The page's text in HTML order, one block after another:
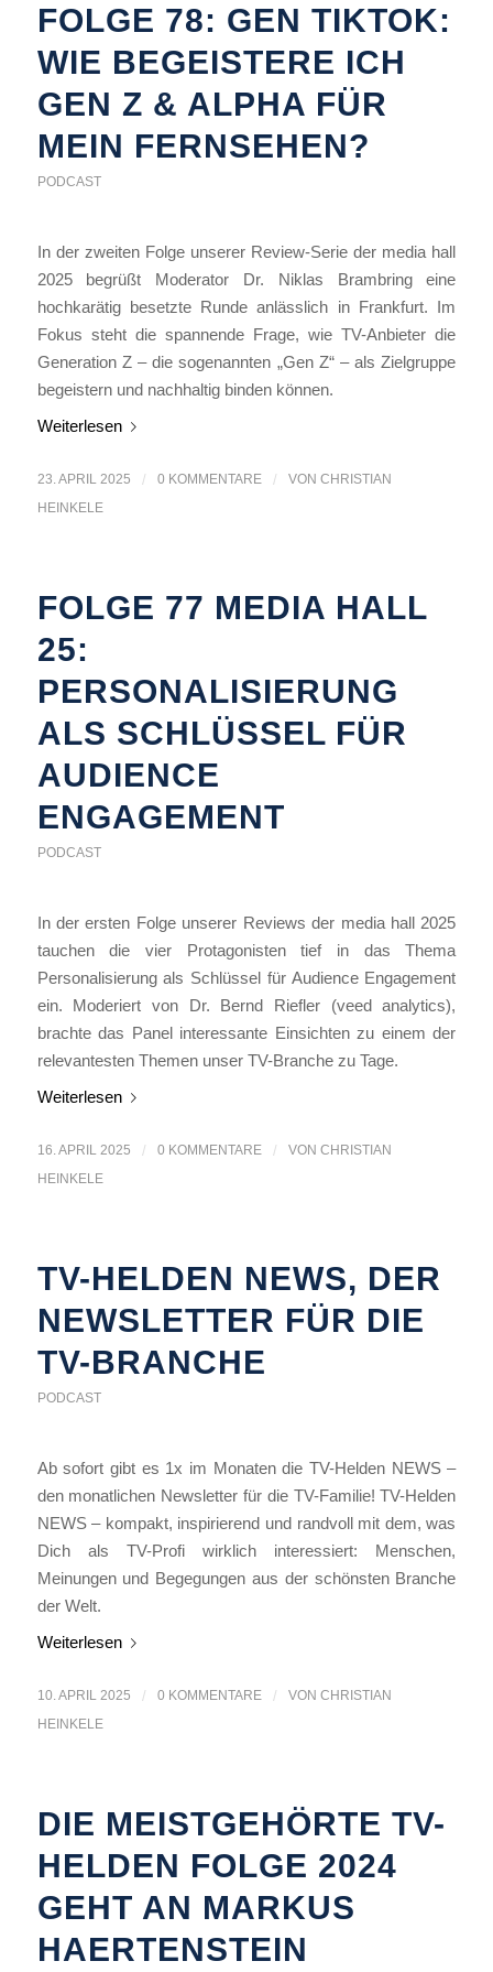
FOLGE 78: GEN TIKTOK:
WIE BEGEISTERE ICH
GEN Z & ALPHA FÜR
MEIN FERNSEHEN?
PODCAST
In der zweiten Folge unserer Review-Serie der media hall
2025 begrüßt Moderator Dr. Niklas Brambring eine
hochkarätig besetzte Runde anlässlich in Frankfurt. Im
Fokus steht die spannende Frage, wie TV-Anbieter die
Generation Z – die sogenannten „Gen Z“ – als Zielgruppe
begeistern und nachhaltig binden können.
Weiterlesen
23. APRIL 2025 / 0 KOMMENTARE / VON CHRISTIAN
HEINKELE
FOLGE 77 MEDIA HALL
25:
PERSONALISIERUNG
ALS SCHLÜSSEL FÜR
AUDIENCE
ENGAGEMENT
PODCAST
In der ersten Folge unserer Reviews der media hall 2025
tauchen die vier Protagonisten tief in das Thema
Personalisierung als Schlüssel für Audience Engagement
ein. Moderiert von Dr. Bernd Riefler (veed analytics),
brachte das Panel interessante Einsichten zu einem der
relevantesten Themen unser TV-Branche zu Tage.
Weiterlesen
16. APRIL 2025 / 0 KOMMENTARE / VON CHRISTIAN
HEINKELE
TV-HELDEN NEWS, DER
NEWSLETTER FÜR DIE
TV-BRANCHE
PODCAST
Ab sofort gibt es 1x im Monaten die TV-Helden NEWS –
den monatlichen Newsletter für die TV-Familie! TV-Helden
NEWS – kompakt, inspirierend und randvoll mit dem, was
Dich als TV-Profi wirklich interessiert: Menschen,
Meinungen und Begegungen aus der schönsten Branche
der Welt.
Weiterlesen
10. APRIL 2025 / 0 KOMMENTARE / VON CHRISTIAN
HEINKELE
DIE MEISTGEHÖRTE TV-
HELDEN FOLGE 2024
GEHT AN MARKUS
HAERTENSTEIN